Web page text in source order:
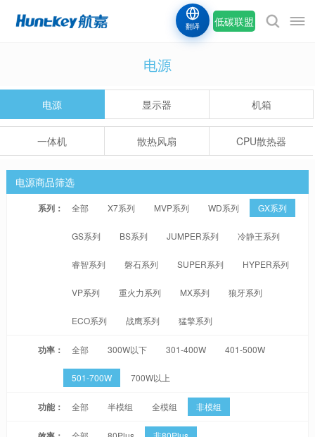
低碳联盟
翻译
电源
电源 显示器 机箱
一体机 散热风扇 CPU散热器
电源商品筛选
系列： 全部 X7系列 MVP系列 WD系列 GX系列
GS系列 BS系列 JUMPER系列 冷静王系列
睿智系列 磐石系列 SUPER系列 HYPER系列
VP系列 重火力系列 MX系列 狼牙系列
ECO系列 战鹰系列 猛擎系列
功率： 全部 300W以下 301-400W 401-500W
501-700W 700W以上
功能： 全部 半模组 全模组 非模组